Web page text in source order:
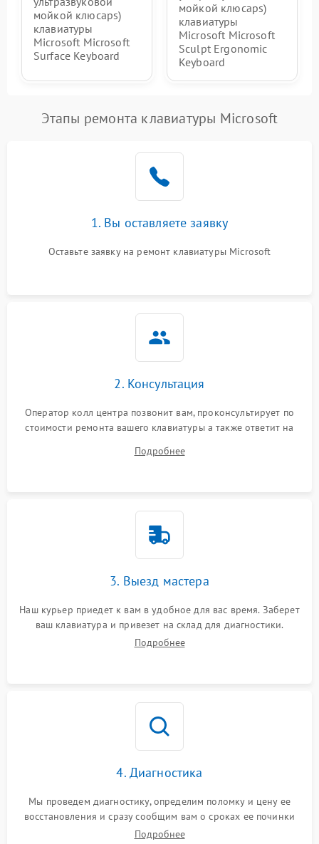
мойкой клюcaps)
клавиатуры
Microsoft Microsoft
Surface Keyboard
мойкой клюcaps)
клавиатуры
Microsoft Microsoft
Sculpt Ergonomic
Keyboard
Этапы ремонта клавиатуры Microsoft
1. Вы оставляете заявку
Оставьте заявку на ремонт клавиатуры Microsoft
2. Консультация
Оператор колл центра позвонит вам, проконсультирует по
стоимости ремонта вашего клавиатуры а также ответит на
Подробнее
3. Выезд мастера
Наш курьер приедет к вам в удобное для вас время. Заберет
ваш клавиатура и привезет на склад для диагностики.
Подробнее
4. Диагностика
Мы проведем диагностику, определим поломку и цену ее
восстановления и сразу сообщим вам о сроках ее починки
Подробнее